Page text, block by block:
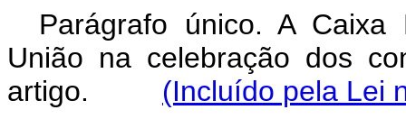
Parágrafo único. A Caixa
União na celebração dos
artigo. (Incluído pela Lei